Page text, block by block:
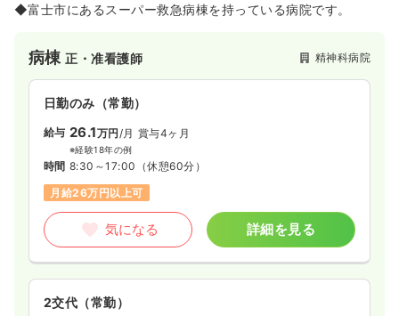
◆富士市にあるスーパー救急病棟を持っている病院です。
病棟正・准看護師 精神科病院
日勤のみ（常勤）
給与 26.1万円/月 賞与4ヶ月
※経験18年の例
時間 8:30～17:00 （休憩60分）
月給26万円以上可
気になる 詳細を見る
2交代（常勤）